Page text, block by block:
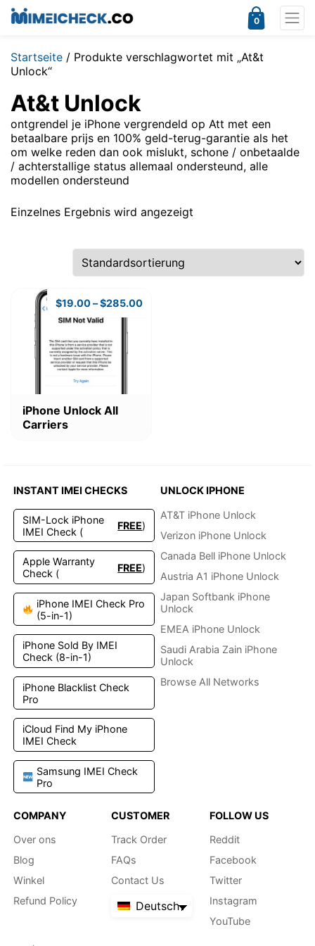
0
Startseite / Produkte verschlagwortet mit „At&t
Unlock“
At&t Unlock
ontgrendel je iPhone vergrendeld op Att met een
betaalbare prijs en 100% geld-terug-garantie als het
om welke reden dan ook mislukt, schone / onbetaalde
/ achterstallige status allemaal ondersteund, alle
modellen ondersteund
Einzelnes Ergebnis wird angezeigt
iPhone Unlock All
Carriers
$19.00–$285.00
Produkt
weist
Die
Optionen
können
auf
der
Produktseite
gewählt
werden
INSTANT IMEI CHECKS
SIM-Lock iPhone
IMEI Check (
FREE)
Apple Warranty
Check (
FREE)
iPhone IMEI Check Pro
(5-in-1)
iPhone Sold By IMEI
Check (8-in-1)
iPhone Blacklist Check
Pro
iCloud Find My iPhone
IMEI Check
Samsung IMEI Check
Pro
UNLOCK IPHONE
AT&T iPhone Unlock
Verizon iPhone Unlock
Canada Bell iPhone Unlock
Austria A1 iPhone Unlock
Japan Softbank iPhone
Unlock
EMEA iPhone Unlock
Saudi Arabia Zain iPhone
Unlock
Browse All Networks
COMPANY
Over ons
Blog
Winkel
Refund Policy
CUSTOMER
Track Order
FAQs
Contact Us
Deutsch
FOLLOW US
Reddit
Facebook
Twitter
Instagram
YouTube